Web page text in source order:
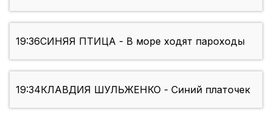
19:36СИНЯЯ ПТИЦА - В море ходят пароходы
19:34КЛАВДИЯ ШУЛЬЖЕНКО - Синий платочек